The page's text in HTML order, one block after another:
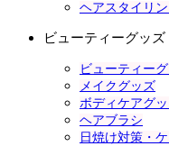
ヘアスタイリ
ビューティーグッズ
ビューティー
メイクグッズ
ボディケアグ
ヘアブラシ
日焼け対策・